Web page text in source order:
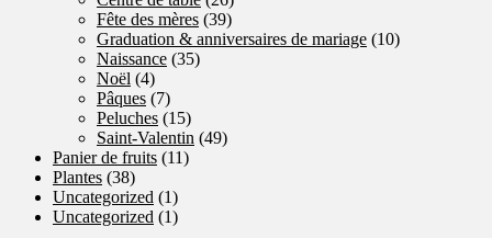
Fête des mères (39)
Graduation & anniversaires de mariage (10)
Naissance (35)
Noël (4)
Pâques (7)
Peluches (15)
Saint-Valentin (49)
Panier de fruits (11)
Plantes (38)
Uncategorized (1)
Uncategorized (1)